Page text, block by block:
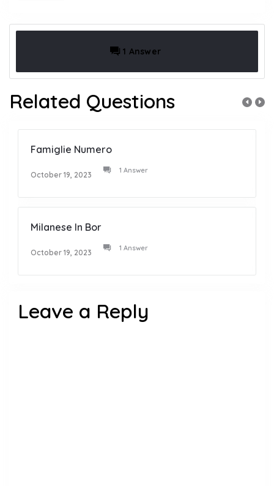
1 Answer
Related Questions
Famiglie Numero
October 19, 2023 1 Answer
Milanese In Bor
October 19, 2023 1 Answer
Leave a Reply